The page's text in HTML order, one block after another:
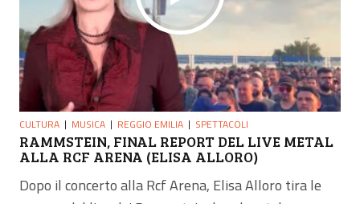
CULTURA MUSICA REGGIO EMILIA SPETTACOLI
RAMMSTEIN, FINAL REPORT DEL LIVE METAL
ALLA RCF ARENA (ELISA ALLORO)
Dopo il concerto alla Rcf Arena, Elisa Alloro tira le